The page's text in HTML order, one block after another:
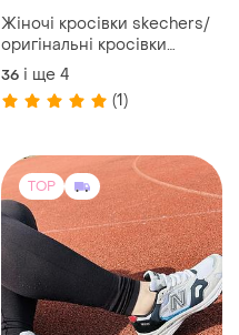
Жіночі кросівки skechers/
оригінальні кросівки
скечерс
36 і ще 4
(1)
TOP